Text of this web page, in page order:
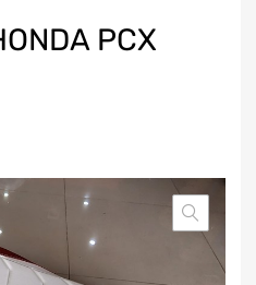
PCX